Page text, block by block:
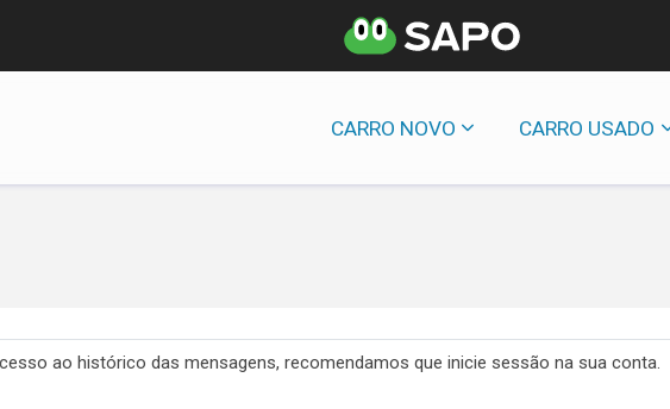
CARRO NOVO CARRO USADO
ao histórico das mensagens, recomendamos que inicie sessão na sua conta.